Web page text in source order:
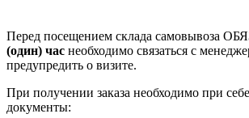
Перед посещением склада самовывоза
(один) час необходимо связаться с
предупредить о визите.
При получении заказа необходимо при
документы: